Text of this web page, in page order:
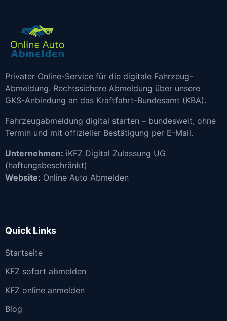
Privater Online-Service für die digitale Fahrzeug-
Abmeldung. Rechtssichere Abmeldung über unsere
GKS-Anbindung an das Kraftfahrt-Bundesamt (KBA).
Fahrzeugabmeldung digital starten – bundesweit, ohne
Termin und mit offizieller Bestätigung per E-Mail.
Unternehmen: iKFZ Digital Zulassung UG
(haftungsbeschränkt)
Website: Online Auto Abmelden
Quick Links
Startseite
KFZ sofort abmelden
KFZ online anmelden
Blog